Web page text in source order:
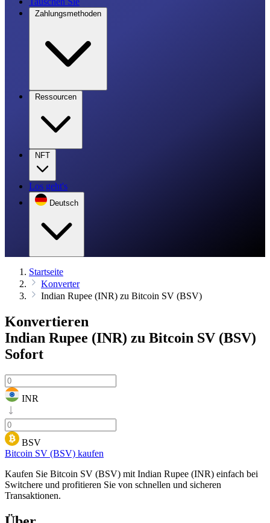
Zahlungsmethoden
Ressourcen
NFT
Los geht's
Deutsch
Startseite
Konverter
Indian Rupee (INR) zu Bitcoin SV (BSV)
Konvertieren
Indian Rupee (INR) zu Bitcoin SV (BSV)
Sofort
INR
BSV
Bitcoin SV (BSV) kaufen
Kaufen Sie Bitcoin SV (BSV) mit Indian Rupee (INR) einfach bei
Switchere und profitieren Sie von schnellen und sicheren
Transaktionen.